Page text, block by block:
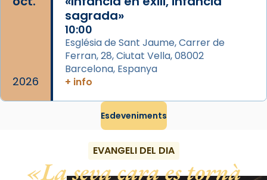
«A Raïms de Sant Jaume, raïms aigualits;
raïms de setembre te'n llepes els dits»,
segons una dita popular.
Photo
View on Facebook · Share
2026
sagrada»
10:00
Església de Sant Jaume, Carrer de
Ferran, 28, Ciutat Vella, 08002
Barcelona, Espanya
+ info
Esdeveniments
EVANGELI DEL DIA
La seva cara es tornà